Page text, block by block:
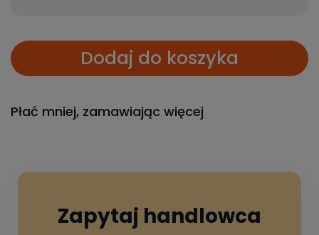
Dodaj do koszyka
Płać mniej, zamawiając więcej
Zapytaj handlowca